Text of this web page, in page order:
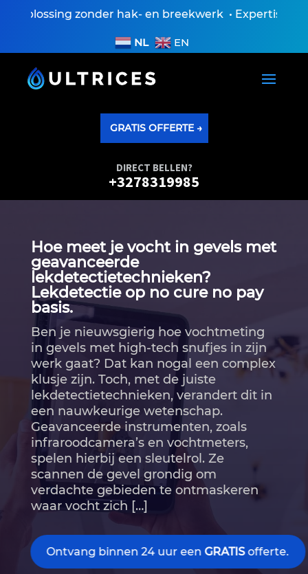
zonder hak- en breekwerk •
NL EN
GRATIS OFFERTE →
DIRECT BELLEN?
+3278319985
Hoe meet je vocht in gevels met
geavanceerde
lekdetectietechnieken?
Lekdetectie op no cure no pay
basis.
Ben je nieuwsgierig hoe vochtmeting
in gevels met high-tech snufjes in zijn
werk gaat? Dat kan nogal een complex
klusje zijn.​ Toch, met de juiste
lekdetectietechnieken, verandert dit in
een nauwkeurige wetenschap.​
Geavanceerde instrumenten, zoals
infraroodcamera’s en vochtmeters,
spelen hierbij een sleutelrol.​ Ze
scannen de gevel grondig om
verdachte gebieden te ontmaskeren
waar vocht zich […]
Ontvang binnen 24 uur eenGRATISofferte.